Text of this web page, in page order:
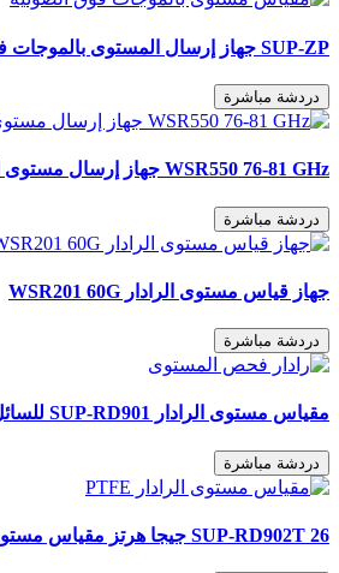
SUP-ZP جهاز إرسال المستوى بالموجات فوق الصوتية
دردشة مباشرة
WSR550 76-81 GHz جهاز إرسال مستوى الرادار
دردشة مباشرة
جهاز قياس مستوى الرادار WSR201 60G
دردشة مباشرة
مقياس مستوى الرادار SUP-RD901 للسائل المسببة للتآكل
دردشة مباشرة
SUP-RD902T 26 جيجا هرتز مقياس مستوى الرادار